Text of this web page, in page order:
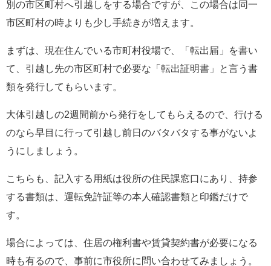
別の市区町村へ引越しをする場合ですが、この場合は同一
市区町村の時よりも少し手続きが増えます。
まずは、現在住んでいる市町村役場で、「転出届」を書い
て、引越し先の市区町村で必要な「転出証明書」と言う書
類を発行してもらいます。
大体引越しの2週間前から発行をしてもらえるので、行ける
のなら早目に行って引越し前日のバタバタする事がないよ
うにしましょう。
こちらも、記入する用紙は役所の住民課窓口にあり、持参
する書類は、運転免許証等の本人確認書類と印鑑だけで
す。
場合によっては、住居の権利書や賃貸契約書が必要になる
時も有るので、事前に市役所に問い合わせてみましょう。